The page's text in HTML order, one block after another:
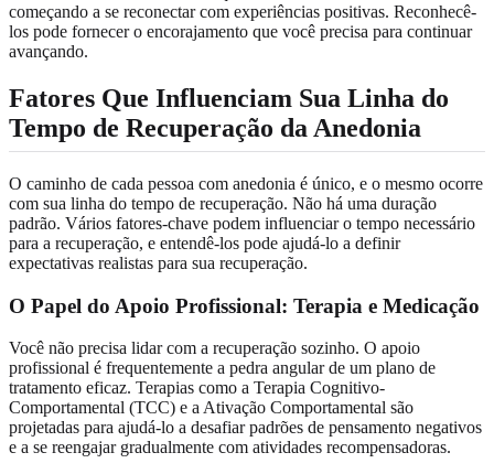
começando a se reconectar com experiências positivas. Reconhecê-
los pode fornecer o encorajamento que você precisa para continuar
avançando.
Fatores Que Influenciam Sua Linha do
Tempo de Recuperação da Anedonia
O caminho de cada pessoa com anedonia é único, e o mesmo ocorre
com sua linha do tempo de recuperação. Não há uma duração
padrão. Vários fatores-chave podem influenciar o tempo necessário
para a recuperação, e entendê-los pode ajudá-lo a definir
expectativas realistas para sua recuperação.
O Papel do Apoio Profissional: Terapia e Medicação
Você não precisa lidar com a recuperação sozinho. O apoio
profissional é frequentemente a pedra angular de um plano de
tratamento eficaz. Terapias como a Terapia Cognitivo-
Comportamental (TCC) e a Ativação Comportamental são
projetadas para ajudá-lo a desafiar padrões de pensamento negativos
e a se reengajar gradualmente com atividades recompensadoras.